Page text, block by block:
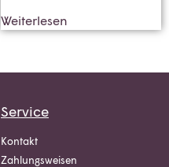
Weiterlesen
Service
Kontakt
Zahlungsweisen